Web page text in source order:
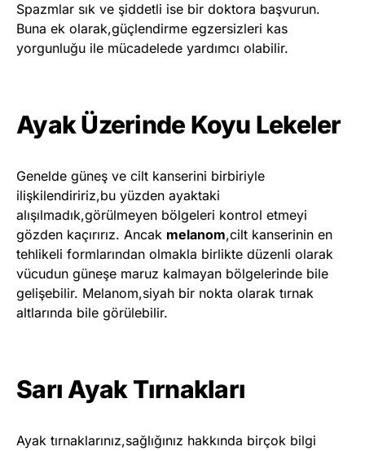
Spazmlar sık ve şiddetli ise bir doktora başvurun.
Buna ek olarak,güçlendirme egzersizleri kas
yorgunluğu ile mücadelede yardımcı olabilir.
Ayak Üzerinde Koyu Lekeler
Genelde güneş ve cilt kanserini birbiriyle
ilişkilendiririz,bu yüzden ayaktaki
alışılmadık,görülmeyen bölgeleri kontrol etmeyi
gözden kaçırırız. Ancak melanom,cilt kanserinin en
tehlikeli formlarından olmakla birlikte düzenli olarak
vücudun güneşe maruz kalmayan bölgelerinde bile
gelişebilir. Melanom,siyah bir nokta olarak tırnak
altlarında bile görülebilir.
Sarı Ayak Tırnakları
Ayak tırnaklarınız,sağlığınız hakkında birçok bilgi